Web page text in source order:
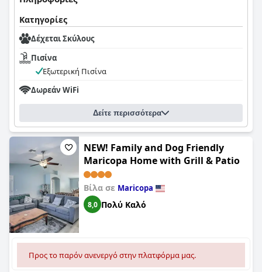
συντηρημένο περιβάλλον, αν και σημειώνεται η έλλειψη
ειδικής σουίτας για νεόνυμφους ή επιλογών αναβάθμισης.
Παρά τους περιορισμούς αυτούς, το ξενοδοχείο καταφέρνει
να προσφέρει μια αξιέπαινη και ικανοποιητική εμπειρία για
όσους γιορτάζουν ειδικές περιστάσεις.
Κατηγορίες
Δέχεται Σκύλους
Πισίνα
Εξωτερική Πισίνα
Δωρεάν WiFi
Δείτε περισσότερα
NEW! Family and Dog Friendly
Maricopa Home with Grill & Patio
Βίλα σε Maricopa
8,0 Πολύ Καλό
Προς το παρόν ανενεργό στην πλατφόρμα μας.